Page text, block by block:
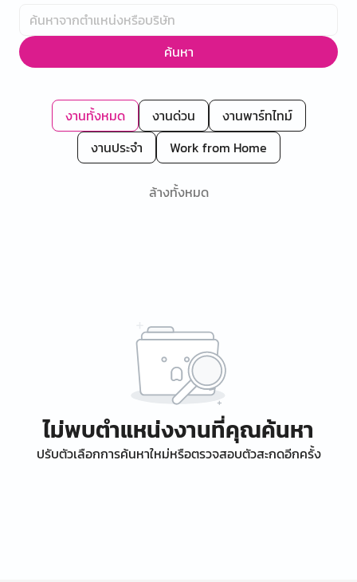
ค้นหา
งานทั้งหมด งานด่วน
งานพาร์ทไทม์
งานประจำ
Work from Home
ล้างทั้งหมด
ไม่พบตำแหน่งงานที่คุณค้นหา
ปรับตัวเลือกการค้นหาใหม่หรือตรวจสอบตัวสะกดอีกครั้ง